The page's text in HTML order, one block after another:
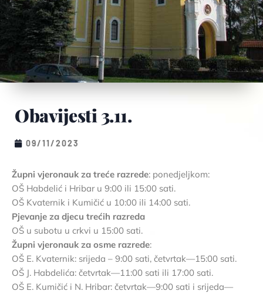
Obavijesti 3.11.
09/11/2023
Župni vjeronauk za treće razrede: ponedjeljkom:
OŠ Habdelić i Hribar u 9:00 ili 15:00 sati.
OŠ Kvaternik i Kumičić u 10:00 ili 14:00 sati.
Pjevanje za djecu trećih razreda
OŠ u subotu u crkvi u 15:00 sati.
Župni vjeronauk za osme razrede:
OŠ E. Kvaternik: srijeda – 9:00 sati, četvrtak—15:00 sati.
OŠ J. Habdelića: četvrtak—11:00 sati ili 17:00 sati.
OŠ E. Kumičić i N. Hribar: četvrtak—9:00 sati i srijeda—